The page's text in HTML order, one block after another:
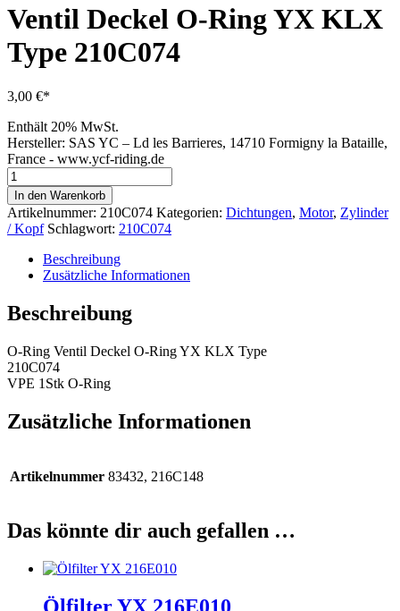
Ventil Deckel O-Ring YX KLX
Type 210C074
3,00 €
Enthält 20% MwSt.
Hersteller: SAS YC – Ld les Barrieres, 14710 Formigny la Bataille,
France - www.ycf-riding.de
Ventil
Deckel
O-
Ring
YX
KLX
Type
210C074
Menge
In den Warenkorb
Artikelnummer: 210C074 Kategorien: Dichtungen, Motor, Zylinder
/ Kopf Schlagwort: 210C074
Beschreibung
Zusätzliche Informationen
Beschreibung
O-Ring Ventil Deckel O-Ring YX KLX Type
210C074
VPE 1Stk O-Ring
Zusätzliche Informationen
Artikelnummer 83432, 216C148
Das könnte dir auch gefallen …